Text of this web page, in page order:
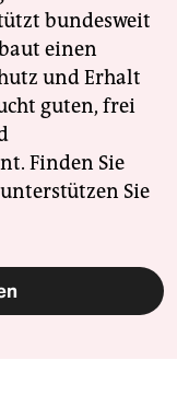
bundesweit
einen
und Erhalt
guten, frei
Finden Sie
Sie